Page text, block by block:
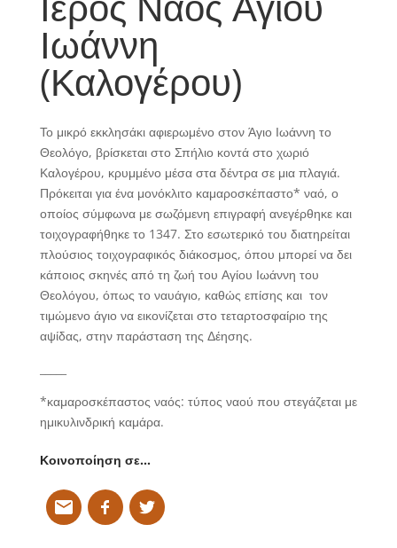
Ιωάννη
(Καλογέρου)
Το μικρό εκκλησάκι αφιερωμένο στον Άγιο Ιωάννη το
Θεολόγο, βρίσκεται στο Σπήλιο κοντά στο χωριό
Καλογέρου, κρυμμένο μέσα στα δέντρα σε μια πλαγιά.
Πρόκειται για ένα μονόκλιτο καμαροσκέπαστο* ναό, ο
οποίος σύμφωνα με σωζόμενη επιγραφή ανεγέρθηκε και
τοιχογραφήθηκε το 1347. Στο εσωτερικό του διατηρείται
πλούσιος τοιχογραφικός διάκοσμος, όπου μπορεί να δει
κάποιος σκηνές από τη ζωή του Αγίου Ιωάννη του
Θεολόγου, όπως το ναυάγιο, καθώς επίσης και τον
τιμώμενο άγιο να εικονίζεται στο τεταρτοσφαίριο της
αψίδας, στην παράσταση της Δέησης.
*καμαροσκέπαστος ναός: τύπος ναού που στεγάζεται με
ημικυλινδρική καμάρα.
Κοινοποίηση σε…